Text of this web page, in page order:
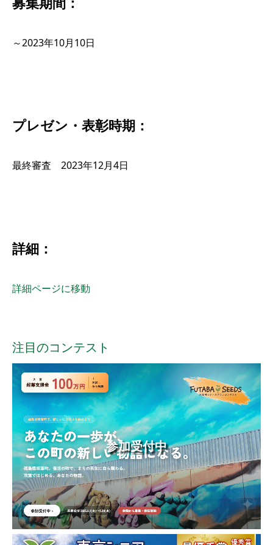
～2023年10月10日
プレゼン・表彰時期：
最終審査 2023年12月4日
詳細：
詳細ページに移動
注目のコンテスト
参加受付中